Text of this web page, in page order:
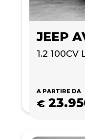
JEEP
1.2
A PARTIRE DA
€